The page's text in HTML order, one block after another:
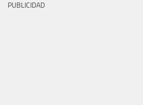
PUBLICIDAD